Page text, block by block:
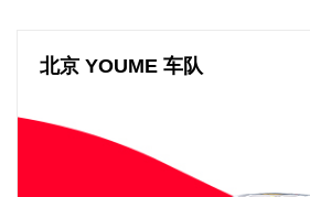
北京 YOUME 车队